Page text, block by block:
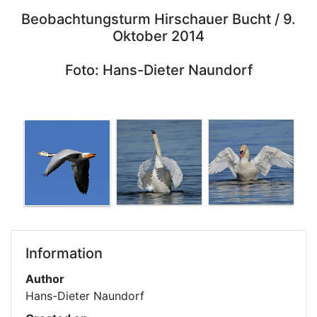
Beobachtungsturm Hirschauer Bucht / 9.
Oktober 2014
Foto: Hans-Dieter Naundorf
Information
Author
Hans-Dieter Naundorf